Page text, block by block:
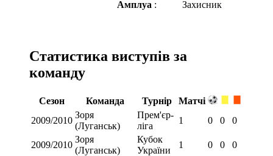
Амплуа : Захисник
Статистика виступів за
команду
Сезон Команда Турнір
Матчі
2009/2010
Зоря
(Луганськ)
Прем'єр-
ліга
1 0 0 0
2009/2010
Зоря
(Луганськ)
Кубок
України
1 0 0 0